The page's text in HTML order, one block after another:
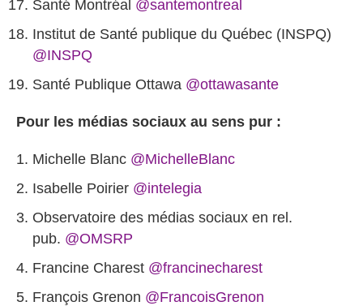
Santé Montréal @santemontreal
Institut de Santé publique du Québec (INSPQ)
@INSPQ
Santé Publique Ottawa @ottawasante
Pour les médias sociaux au sens pur :
Michelle Blanc @MichelleBlanc
Isabelle Poirier @intelegia
Observatoire des médias sociaux en rel.
pub. @OMSRP
Francine Charest @francinecharest
François Grenon @FrancoisGrenon